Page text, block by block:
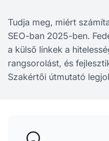
Tudja meg, miért
SEO-ban 2025-ben.
a külső linkek a
rangsorolást, és
Szakértői útmutató